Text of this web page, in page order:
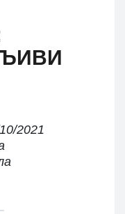
2021